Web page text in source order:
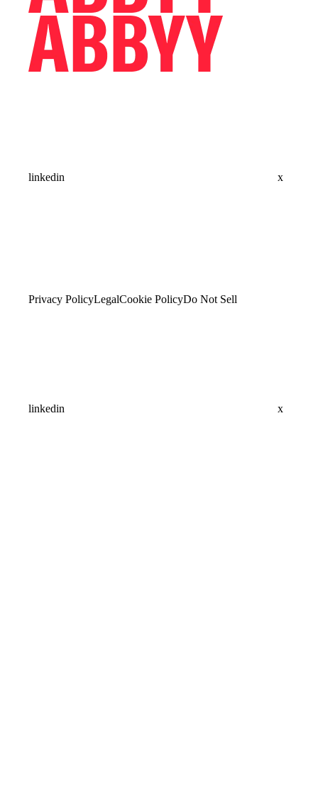
linkedin x
Privacy PolicyLegalCookie PolicyDo Not Sell
linkedin x